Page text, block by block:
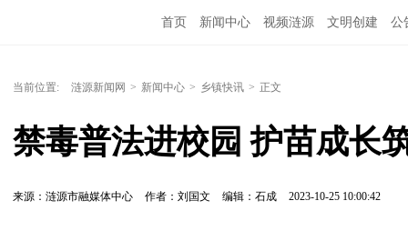
首页 新闻中心 视频涟源 文明创建 公
当前位置: 涟源新闻网 > 新闻中心 > 乡镇快讯 > 正文
禁毒普法进校园 护苗成长
来源：涟源市融媒体中心 作者：刘国文 编辑：石成 2023-10-25 10:00:42